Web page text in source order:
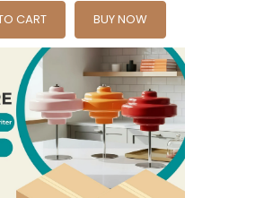
CART BUY NOW